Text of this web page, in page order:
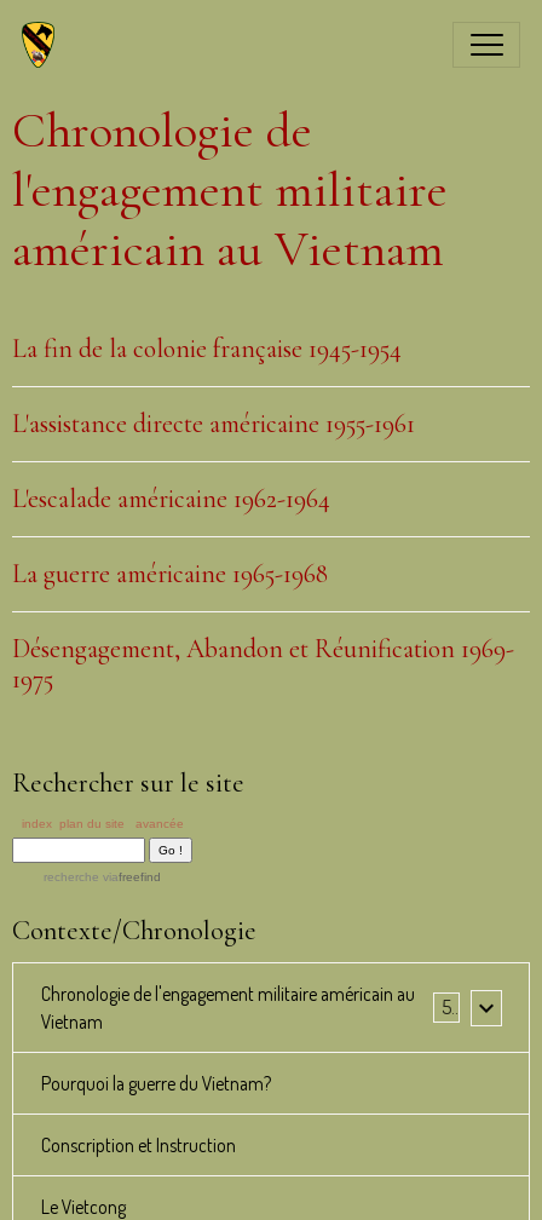
Chronologie de
l'engagement militaire
américain au Vietnam
La fin de la colonie française 1945-1954
L'assistance directe américaine 1955-1961
L'escalade américaine 1962-1964
La guerre américaine 1965-1968
Désengagement, Abandon et Réunification 1969-
1975
Rechercher sur le site
index plan du site avancée
recherche viafreefind
Contexte/Chronologie
Chronologie de l'engagement militaire américain au
Vietnam
5
Pourquoi la guerre du Vietnam?
Conscription et Instruction
Le Vietcong